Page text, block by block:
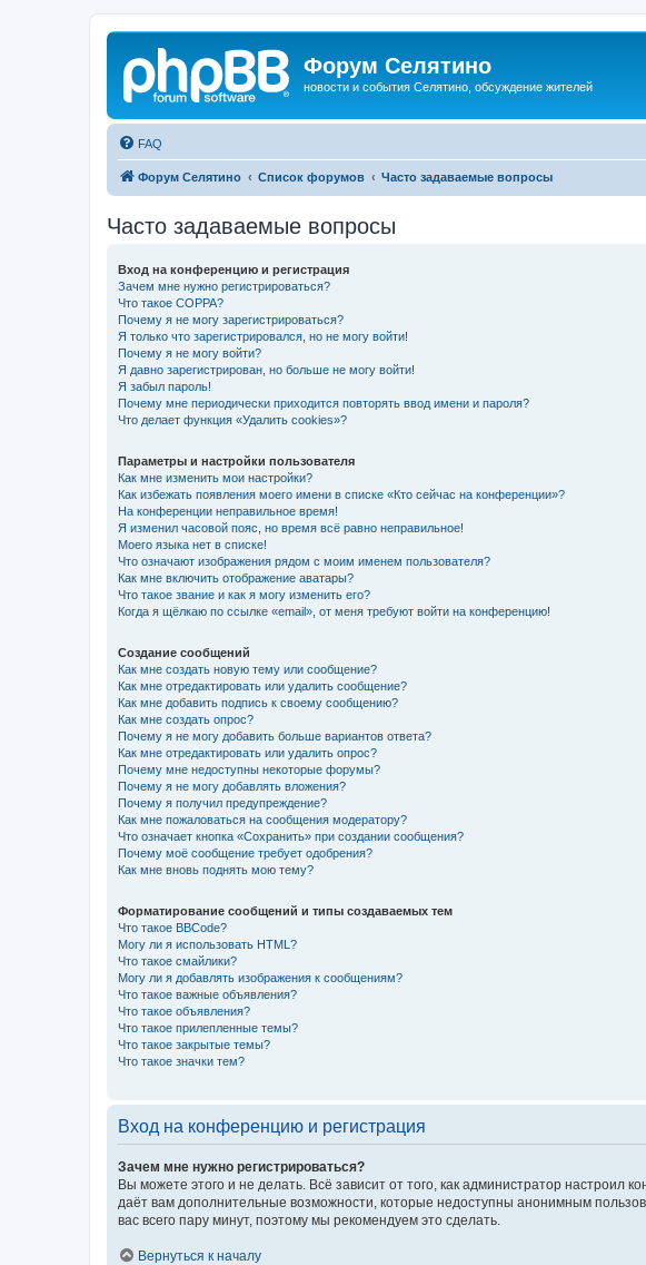
Форум Селятино
новости и события Селятино, обсуждение жителей
FAQ
Форум Селятино Список форумов Часто задаваемые вопросы
Часто задаваемые вопросы
Вход на конференцию и регистрация
Зачем мне нужно регистрироваться?
Что такое COPPA?
Почему я не могу зарегистрироваться?
Я только что зарегистрировался, но не могу войти!
Почему я не могу войти?
Я давно зарегистрирован, но больше не могу войти!
Я забыл пароль!
Почему мне периодически приходится повторять ввод имени и пароля?
Что делает функция «Удалить cookies»?
Параметры и настройки пользователя
Как мне изменить мои настройки?
Как избежать появления моего имени в списке «Кто сейчас на конференции»?
На конференции неправильное время!
Я изменил часовой пояс, но время всё равно неправильное!
Моего языка нет в списке!
Что означают изображения рядом с моим именем пользователя?
Как мне включить отображение аватары?
Что такое звание и как я могу изменить его?
Когда я щёлкаю по ссылке «email», от меня требуют войти на конференцию!
Создание сообщений
Как мне создать новую тему или сообщение?
Как мне отредактировать или удалить сообщение?
Как мне добавить подпись к своему сообщению?
Как мне создать опрос?
Почему я не могу добавить больше вариантов ответа?
Как мне отредактировать или удалить опрос?
Почему мне недоступны некоторые форумы?
Почему я не могу добавлять вложения?
Почему я получил предупреждение?
Как мне пожаловаться на сообщения модератору?
Что означает кнопка «Сохранить» при создании сообщения?
Почему моё сообщение требует одобрения?
Как мне вновь поднять мою тему?
Форматирование сообщений и типы создаваемых тем
Что такое BBCode?
Могу ли я использовать HTML?
Что такое смайлики?
Могу ли я добавлять изображения к сообщениям?
Что такое важные объявления?
Что такое объявления?
Что такое прилепленные темы?
Что такое закрытые темы?
Что такое значки тем?
Вход на конференцию и регистрация
Зачем мне нужно регистрироваться?
Вы можете этого и не делать. Всё зависит от того, как администратор
даёт вам дополнительные возможности, которые недоступны анонимным
вас всего пару минут, поэтому мы рекомендуем это сделать.
Вернуться к началу